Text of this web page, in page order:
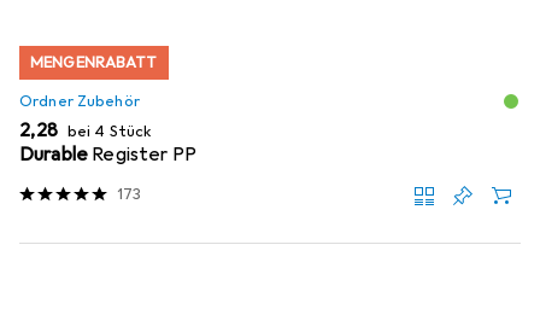
MENGENRABATT
Ordner Zubehör
EUR
2,28 bei 4 Stück
Durable Register PP
173